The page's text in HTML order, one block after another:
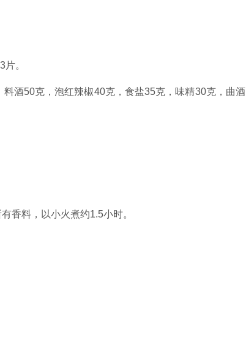
。
酒50克，泡红辣椒40克，食盐35克，味精30克，曲酒
香料，以小火煮约1.5小时。